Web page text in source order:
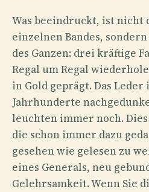
Was beeindruckt, ist nicht
einzelnen Bandes,
des Ganzen: drei kräftige
Regal um Regal
in Gold geprägt. Das
Jahrhunderte
leuchten immer noch.
die schon immer dazu
gesehen wie gelesen zu
eines Generals, neu
Gelehrsamkeit. Wenn Sie